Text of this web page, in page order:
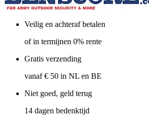
Veilig en achteraf betalen
of in termijnen 0% rente
Gratis verzending
vanaf € 50 in NL en BE
Niet goed, geld terug
14 dagen bedenktijd